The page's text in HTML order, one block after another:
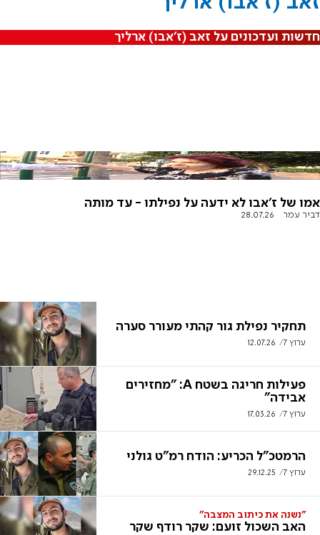
חדשות ועדכונים על זאב (ז'אבו) ארליך
אמו של ז'אבו לא ידעה על נפילתו - עד מותה
דביר עמר 28.07.26
תחקיר נפילת גור קהתי מעורר סערה
ערוץ 7 12.07.26
פעילות חריגה בשטח A: "מחזירים
אבידה"
ערוץ 7 17.03.26
הרמטכ"ל הכריע: הודח רמ"ט גולני
ערוץ 7 29.12.25
"נשנה את כיתוב המצבה"
האב השכול זועם: שקר רודף שקר